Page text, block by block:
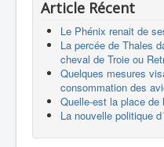
Europespace
Drones
Article Récent
Le Phénix renait de
La percée de Thales
cheval de Troie ou
Quelques mesures
consommation des
Quelle-est la place
La nouvelle politique